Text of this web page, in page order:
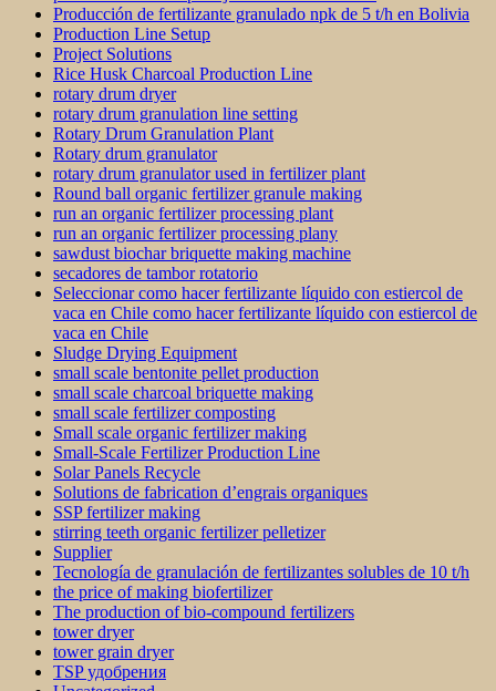
Producción de fertilizante granulado npk de 5 t/h en Bolivia
Production Line Setup
Project Solutions
Rice Husk Charcoal Production Line
rotary drum dryer
rotary drum granulation line setting
Rotary Drum Granulation Plant
Rotary drum granulator
rotary drum granulator used in fertilizer plant
Round ball organic fertilizer granule making
run an organic fertilizer processing plant
run an organic fertilizer processing plany
sawdust biochar briquette making machine
secadores de tambor rotatorio
Seleccionar como hacer fertilizante líquido con estiercol de
vaca en Chile como hacer fertilizante líquido con estiercol de
vaca en Chile
Sludge Drying Equipment
small scale bentonite pellet production
small scale charcoal briquette making
small scale fertilizer composting
Small scale organic fertilizer making
Small-Scale Fertilizer Production Line
Solar Panels Recycle
Solutions de fabrication d’engrais organiques
SSP fertilizer making
stirring teeth organic fertilizer pelletizer
Supplier
Tecnología de granulación de fertilizantes solubles de 10 t/h
the price of making biofertilizer
The production of bio-compound fertilizers
tower dryer
tower grain dryer
TSP удобрения